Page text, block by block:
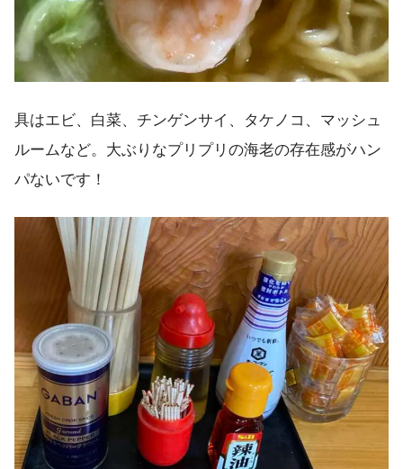
具はエビ、白菜、チンゲンサイ、タケノコ、マッシュ
ルームなど。大ぶりなプリプリの海老の存在感がハン
パないです！